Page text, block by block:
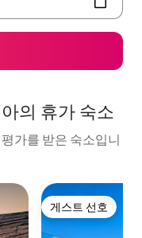
의 휴가 숙소
가를 받은 숙소입니
게스트 선호
게스트 선호